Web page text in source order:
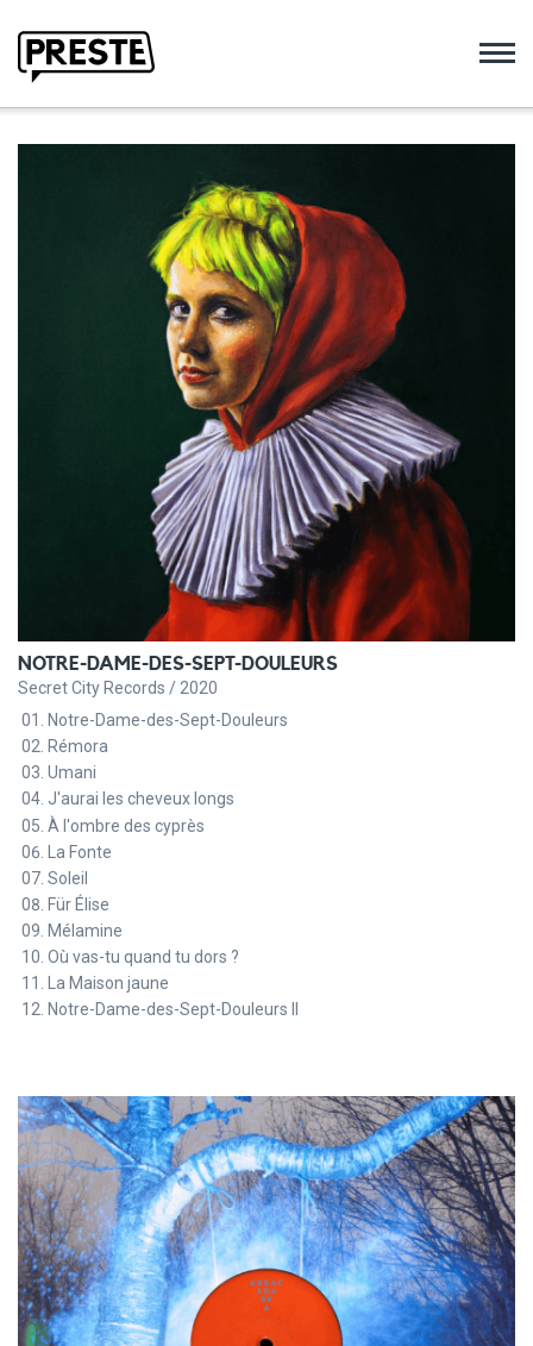
NOTRE-DAME-DES-SEPT-DOULEURS
Secret City Records / 2020
Notre-Dame-des-Sept-Douleurs
Rémora
Umani
J'aurai les cheveux longs
À l'ombre des cyprès
La Fonte
Soleil
Für Élise
Mélamine
Où vas-tu quand tu dors ?
La Maison jaune
Notre-Dame-des-Sept-Douleurs II